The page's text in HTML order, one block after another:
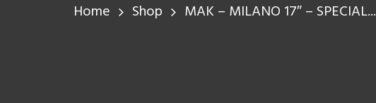
Home Shop MAK – MILANO 17″ – SPECIAL...